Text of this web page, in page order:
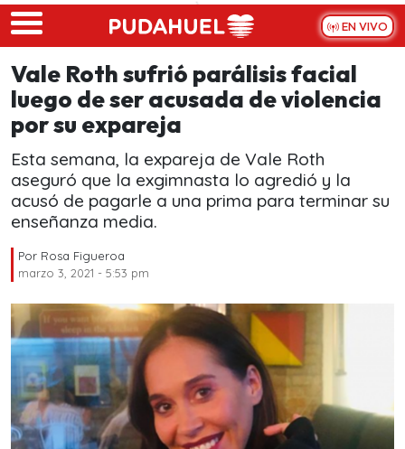
Skip to main content
EN VIVO
Vale Roth sufrió parálisis facial
luego de ser acusada de violencia
por su expareja
Esta semana, la expareja de Vale Roth
aseguró que la exgimnasta lo agredió y la
acusó de pagarle a una prima para terminar su
enseñanza media.
Por Rosa Figueroa
marzo 3, 2021 - 5:53 pm